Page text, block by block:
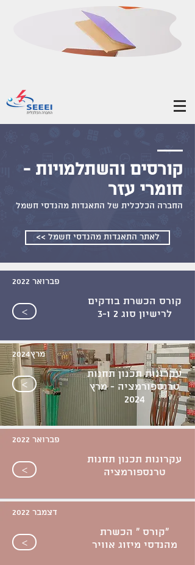
קורסים והשתלמויות -
חומרי עזר
החברה הכלכלית של התאגדות מהנדסי חשמל
<< לאתר התאגדות מהנדסי חשמל
פברואר 2022
>
קורס הכשרת בודקים
לרישיון סוג 2 ו-3
מרץ2024
>
עקרונות תכנון תחנות
טרנספורמציה - מרץ
2024
פברואר 2022
>
עקרונות תכנון תחנות
טרנספורמציה
דצמבר 2022
>
"קורס " הכשרת
מהנדסי מיזוג אוויר